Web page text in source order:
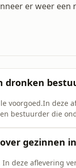
er weer een
dronken
voorgoed.In deze
bestuurder die
gezinnen
deze aflevering